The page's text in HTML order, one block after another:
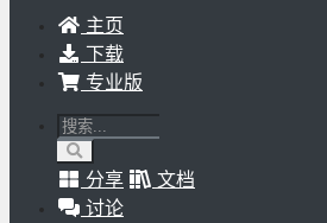
主页
下载
专业版
分享
文档
讨论